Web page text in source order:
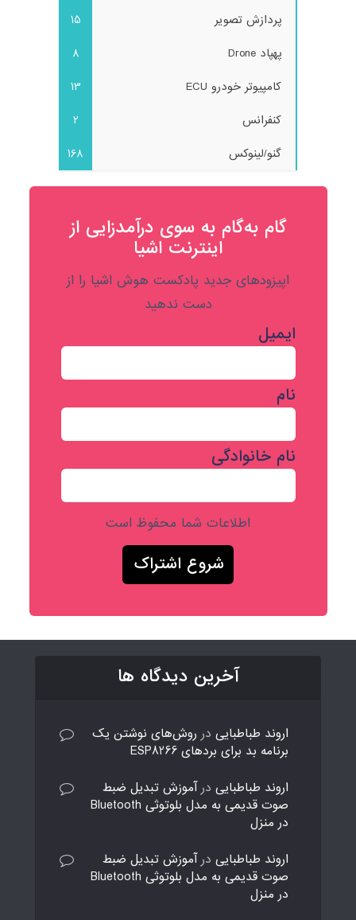
پردازش تصویر
15
پهپاد Drone
8
کامپیوتر خودرو ECU
13
کنفرانس
2
گنو/لینوکس
168
گام به‌گام به‌ سوی درآمدزایی از
اینترنت اشیا
اپیزودهای جدید پادکست هوش اشیا را از
دست ندهید
ایمیل
نام
نام خانوادگی
اطلاعات شما محفوظ است
آخرین دیدگاه ها
اروند طباطبایی در روش‌های نوشتن یک
برنامه بد برای بردهای ESP8266
اروند طباطبایی درآموزش تبدیل ضبط
صوت قدیمی به مدل بلوتوثی Bluetooth
در منزل
اروند طباطبایی درآموزش تبدیل ضبط
صوت قدیمی به مدل بلوتوثی Bluetooth
در منزل